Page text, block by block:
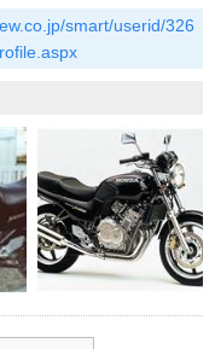
smart/userid/326